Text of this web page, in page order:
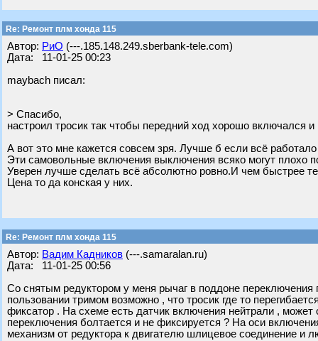
Re: Ремонт плм хонда 115
Автор: РиО (---.185.148.249.sberbank-tele.com)
Дата: 11-01-25 00:23
maybach писал:
> Спасибо,
настроил тросик так чтобы передний ход хорошо включался
А вот это мне кажется совсем зря. Лучше б если всё
Эти самовольные включения выключения всяко могут плохо
Уверен лучше сделать всё абсолютно ровно.И чем быстрее
Цена то да конская у них.
Re: Ремонт плм хонда 115
Автор: Вадим Кадников (---.samaralan.ru)
Дата: 11-01-25 00:56
Со снятым редуктором у меня рычаг в поддоне переключения
пользовании тримом возможно , что тросик где то
фиксатор . На схеме есть датчик включения нейтрали ,
переключения болтается и не фиксируется ? На оси
механизм от редуктора к двигателю шлицевое соединение и